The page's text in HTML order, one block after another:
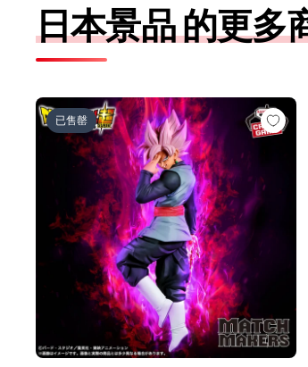
日本景品 的更多
ドラゴンボール超 MATCH MAKERS ゴ
已售罄